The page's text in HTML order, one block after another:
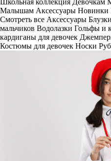
Школьная коллекция Девочкам
Малышам Аксессуары Новинки
Смотреть все Аксессуары Блузки
мальчиков Водолазки Гольфы и
кардиганы для девочек
Костюмы для девочек Носки